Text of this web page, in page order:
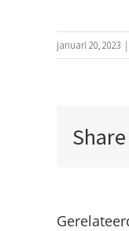
januari 20, 2023 |